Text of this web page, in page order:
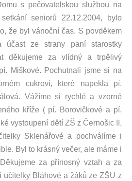
s pečovatelskou službou na
seniorů 22.12.2004, bylo
že byl vánoční čas. S povděkem
účast ze strany paní starostky
děkujeme za vlídný a trpělivý
Miškové. Pochutnali jsme si na
cukroví, které napekla pí.
Vážíme si rychlé a vzorné
kříže ( pí. Borovičkové a pí.
vystoupení dětí ZŠ z Černošic II,
Sklenářové a pochválíme i
Byl to krásný večer, ale máme i
za přínosný vztah a za
učitelky Bláhové a žáků ze ZŠU z